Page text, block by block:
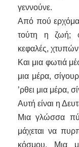
γεννούνε.
Από πού
τούτη η ζωή;
κεφαλές,
Και μια φωτιά
μια μέρα,
’ρθει μια μέρα,
Αυτή είναι η
Μια γλώσσα
μάχεται να
κόσμου. Μια